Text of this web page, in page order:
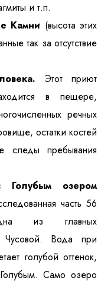
и т.п.
Камни (высота этих
так за отсутствие
Этот приют
в пещере,
речных
остатки костей
следы пребывания
Голубым озером
часть 56
из главных
Чусовой. Вода при
голубой оттенок,
Само озеро